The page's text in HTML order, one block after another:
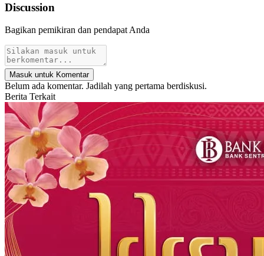
Discussion
Bagikan pemikiran dan pendapat Anda
Masuk untuk Komentar
Belum ada komentar. Jadilah yang pertama berdiskusi.
Berita Terkait